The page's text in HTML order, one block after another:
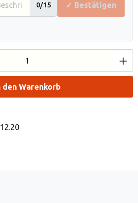
0/15 ✓ Bestätigen
Gib den gewünschten
den Warenkorb